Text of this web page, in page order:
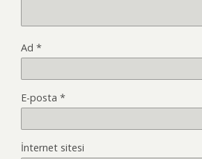
Ad *
E-posta *
İnternet sitesi